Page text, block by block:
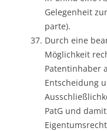
Gelegenheit
parte).
Durch eine
Möglichkeit
Patentinhaber
Entscheidung
PatG und